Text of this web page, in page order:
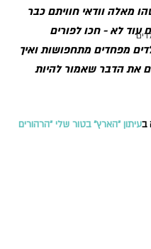
מאלה וודאי חוויתם כבר
עוד לא - חכו לפורים
מפחדים מתחפושות ואיך
את הדבר שאמור להיות
עיתון "הארץ" בטור שלי "הרהורים